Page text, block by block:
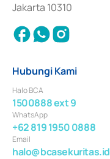
Jakarta 10310
Hubungi Kami
Halo BCA
1500888 ext 9
WhatsApp
+62 819 1950 0888
Email
halo@bcasekuritas.id